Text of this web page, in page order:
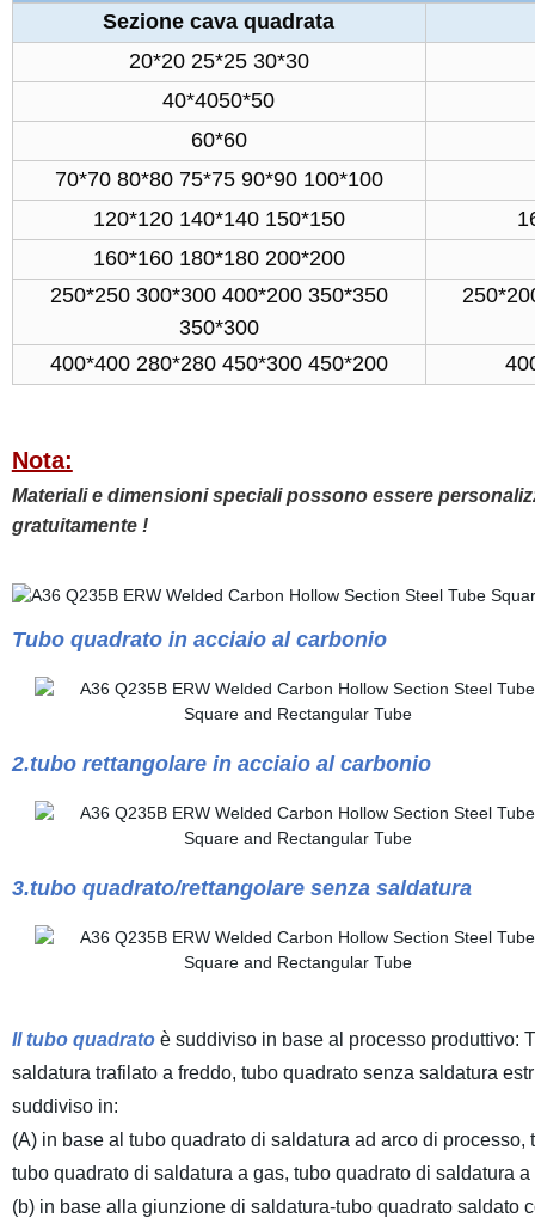
Sezione cava quadrata
20*20 25*25 30*30
40*4050*50
60*60
70*70 80*80 75*75 90*90 100*100
120*120 140*140 150*150
160*160 180*180 200*200
250*250 300*300 400*200 350*350
350*300
400*400 280*280 450*300 450*200
Nota:
Materiali e dimensioni speciali possono essere
gratuitamente !
Tubo quadrato in acciaio al carbonio
2.tubo rettangolare in acciaio al carbonio
3.tubo quadrato/rettangolare senza saldatura
Il tubo quadratoè suddiviso in base al processo produttivo:
saldatura trafilato a freddo, tubo quadrato senza saldatura
suddiviso in:
(A) in base al tubo quadrato di saldatura ad arco di
tubo quadrato di saldatura a gas, tubo quadrato di saldatura a
(b) in base alla giunzione di saldatura-tubo quadrato saldato